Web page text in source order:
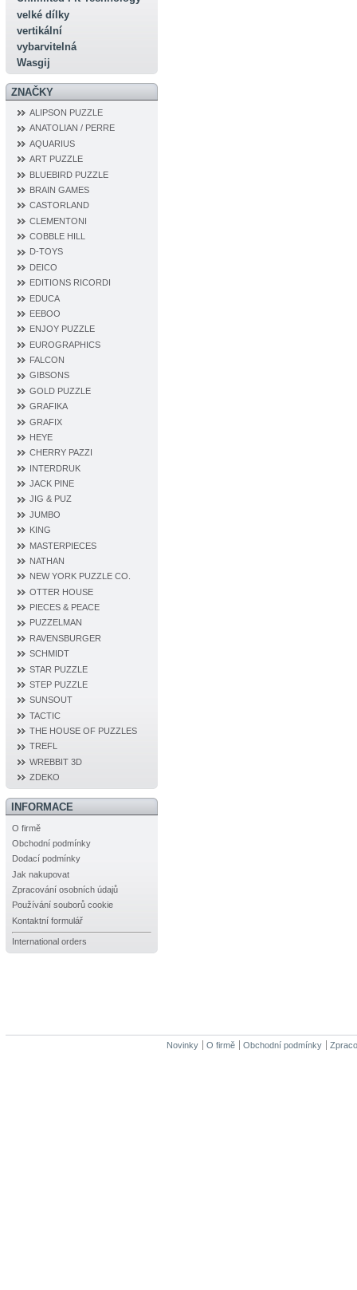
velké dílky
vertikální
vybarvitelná
Wasgij
ZNAČKY
ALIPSON PUZZLE
ANATOLIAN / PERRE
AQUARIUS
ART PUZZLE
BLUEBIRD PUZZLE
BRAIN GAMES
CASTORLAND
CLEMENTONI
COBBLE HILL
D‐TOYS
DEICO
EDITIONS RICORDI
EDUCA
EEBOO
ENJOY PUZZLE
EUROGRAPHICS
FALCON
GIBSONS
GOLD PUZZLE
GRAFIKA
GRAFIX
HEYE
CHERRY PAZZI
INTERDRUK
JACK PINE
JIG & PUZ
JUMBO
KING
MASTERPIECES
NATHAN
NEW YORK PUZZLE CO.
OTTER HOUSE
PIECES & PEACE
PUZZELMAN
RAVENSBURGER
SCHMIDT
STAR PUZZLE
STEP PUZZLE
SUNSOUT
TACTIC
THE HOUSE OF PUZZLES
TREFL
WREBBIT 3D
ZDEKO
INFORMACE
O firmě
Obchodní podmínky
Dodací podmínky
Jak nakupovat
Zpracování osobních údajů
Používání souborů cookie
Kontaktní formulář
International orders
Novinky O firmě Obchodní podmínky